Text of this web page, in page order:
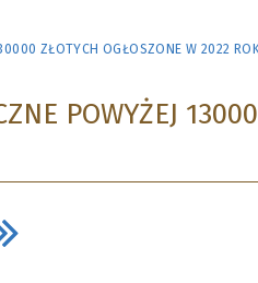
ZŁOTYCH OGŁOSZONE W 2022
POWYŻEJ